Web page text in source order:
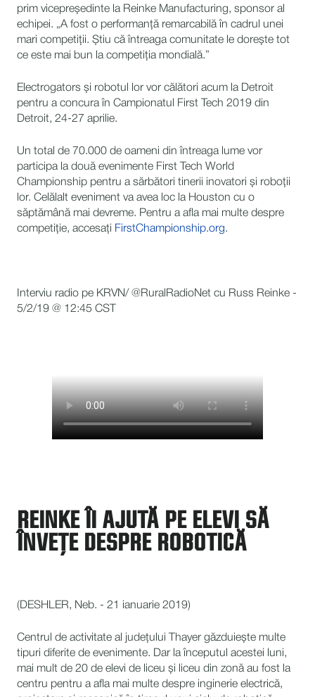
prim vicepreședinte la Reinke Manufacturing, sponsor al
echipei. „A fost o performanță remarcabilă în cadrul unei
mari competiții. Știu că întreaga comunitate le dorește tot
ce este mai bun la competiția mondială.”
Electrogators și robotul lor vor călători acum la Detroit
pentru a concura în Campionatul First Tech 2019 din
Detroit, 24-27 aprilie.
Un total de 70.000 de oameni din întreaga lume vor
participa la două evenimente First Tech World
Championship pentru a sărbători tinerii inovatori și roboții
lor. Celălalt eveniment va avea loc la Houston cu o
săptămână mai devreme. Pentru a afla mai multe despre
competiție, accesați FirstChampionship.org.
Interviu radio pe KRVN/ @RuralRadioNet cu Russ Reinke -
5/2/19 @ 12:45 CST
REINKE ÎI AJUTĂ PE ELEVI SĂ
ÎNVEȚE DESPRE ROBOTICĂ
(DESHLER, Neb. - 21 ianuarie 2019)
Centrul de activitate al județului Thayer găzduiește multe
tipuri diferite de evenimente. Dar la începutul acestei luni,
mai mult de 20 de elevi de liceu și liceu din zonă au fost la
centru pentru a afla mai multe despre inginerie electrică,